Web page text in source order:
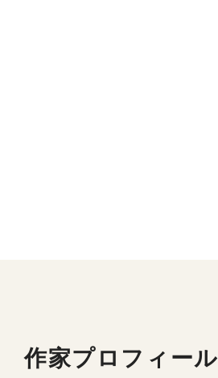
作家プロフィール